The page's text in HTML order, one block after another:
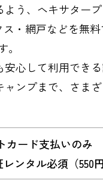
う、ヘキサター
・網戸などを無
心して利用でき
ンプまで、さま
カード支払いのみ
ンタル必須（550